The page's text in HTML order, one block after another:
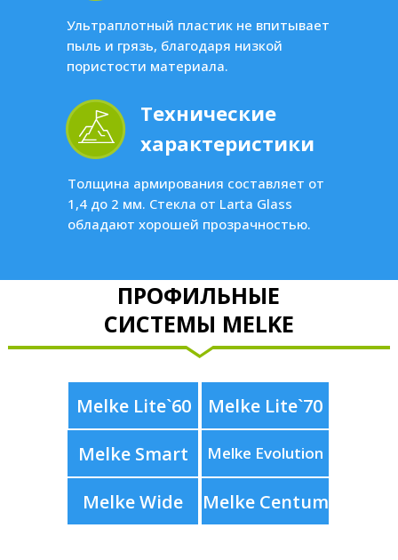
Технические
характеристики
Ультраплотный пластик не впитывает
пыль и грязь, благодаря низкой
пористости материала.
Толщина армирования составляет от
1,4 до 2 мм. Стекла от Larta Glass
обладают хорошей прозрачностью.
ПРОФИЛЬНЫЕ
СИСТЕМЫ MELKE
Melke Lite`60
Melke Lite`70
Melke Smart
Melke Evolution
Melke Wide Melke Centum